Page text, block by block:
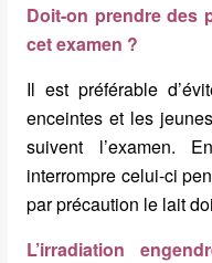
Doit-on prendre des
cet examen ?
Il est préférable
enceintes et les
suivent l’examen.
interrompre celui-ci
par précaution le lait
L’irradiation